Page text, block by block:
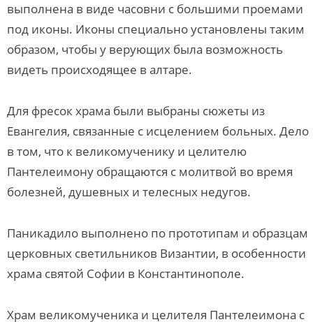
выполнена в виде часовни с большими проемами
под иконы. Иконы специально установлены таким
образом, чтобы у верующих была возможность
видеть происходящее в алтаре.
Для фресок храма были выбраны сюжеты из
Евангелия, связанные с исцелением больных. Дело
в том, что к великомученику и целителю
Пантелеимону обращаются с молитвой во время
болезней, душевных и телесных недугов.
Паникадило выполнено по прототипам и образцам
церковных светильников Византии, в особенности
храма святой Софии в Константинополе.
Храм великомученика и целителя Пантелеимона с